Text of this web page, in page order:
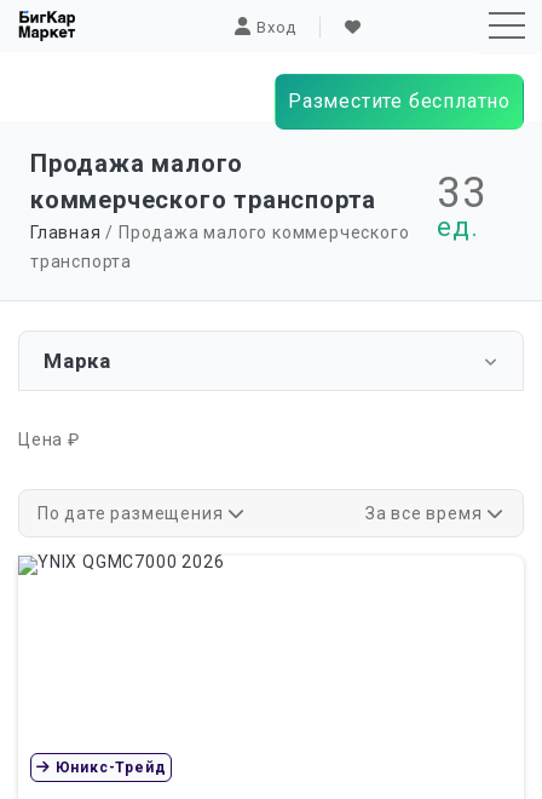
Вход
Разместите бесплатно
Продажа малого
коммерческого транспорта
Главная / Продажа малого коммерческого
транспорта
33
ед.
Марка
Цена ₽
По дате размещения За все время
Юникс-Трейд